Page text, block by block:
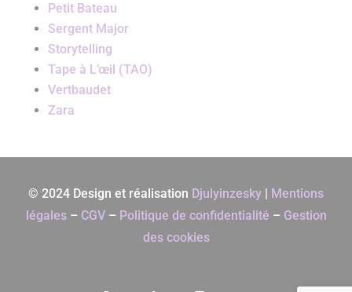
Petit Bateau
Sergent Major
Storytelling
Tape à L’œil (TAO)
Vertbaudet
Zara
© 2024 Design et réalisation Djulyinzesky
Mentions
légales– CGV– Politique de confidentialité – Gestion
des cookies